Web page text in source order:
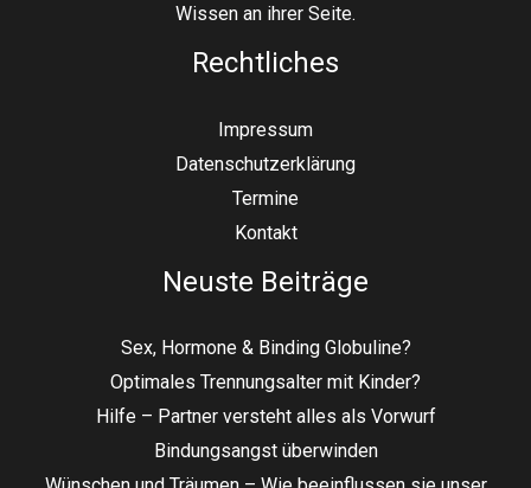
Wissen an ihrer Seite.
Rechtliches
Impressum
Datenschutzerklärung
Termine
Kontakt
Neuste Beiträge
Sex, Hormone & Binding Globuline?
Optimales Trennungsalter mit Kinder?
Hilfe – Partner versteht alles als Vorwurf
Bindungsangst überwinden